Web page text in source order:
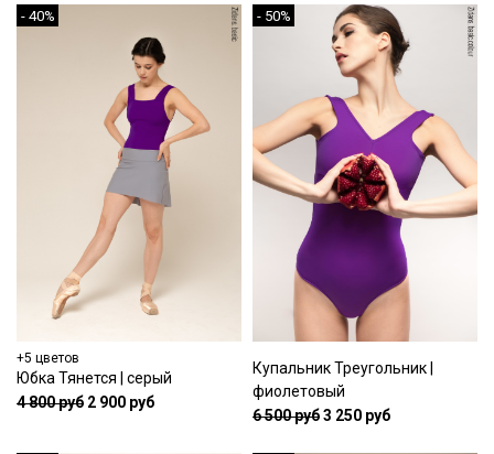
- 40%
+5 цветов
Юбка Тянется | серый
4 800 руб 2 900 руб
- 50%
Купальник Треугольник |
фиолетовый
6 500 руб3 250 руб